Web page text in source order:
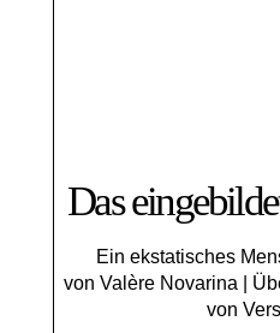
Das
Ein ekstatisches
von Valère Novarina |
von